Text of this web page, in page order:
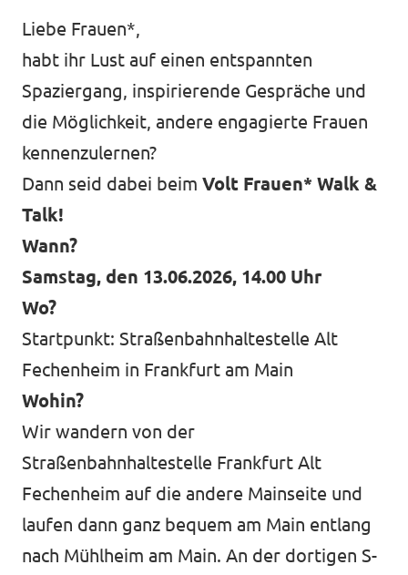
Impressum
Liebe Frauen*,
habt ihr Lust auf einen entspannten
Spaziergang, inspirierende Gespräche und
die Möglichkeit, andere engagierte Frauen
kennenzulernen?
Dann seid dabei beim Volt Frauen* Walk &
Talk!
Wann?
Samstag, den 13.06.2026, 14.00 Uhr
Wo?
Startpunkt: Straßenbahnhaltestelle Alt
Fechenheim in Frankfurt am Main
Wohin?
Wir wandern von der
Straßenbahnhaltestelle Frankfurt Alt
Fechenheim auf die andere Mainseite und
laufen dann ganz bequem am Main entlang
nach Mühlheim am Main. An der dortigen S-